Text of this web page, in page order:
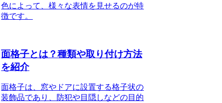
色によって、様々な表情を見せるのが特
徴です。
面格子とは？種類や取り付け方法
を紹介
面格子は、窓やドアに設置する格子状の
装飾品であり、防犯や目隠しなどの目的